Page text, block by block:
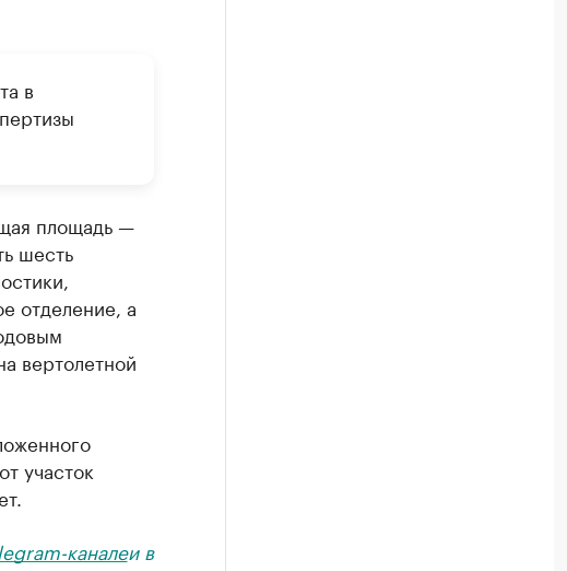
в
площадь —
шесть
отделение, а
вертолетной
участок
каналеи в